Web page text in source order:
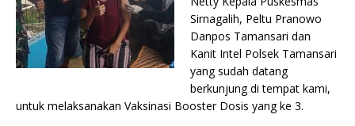
Sirnagalih, Peltu Pranowo
Danpos Tamansari dan
Kanit Intel Polsek Tamansari
yang sudah datang
berkunjung di tempat kami,
untuk melaksanakan Vaksinasi Booster Dosis yang ke 3.